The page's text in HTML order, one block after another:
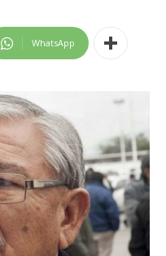
WhatsApp